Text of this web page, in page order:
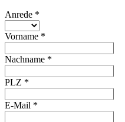
Anrede *
Vorname *
Nachname *
PLZ *
E-Mail *